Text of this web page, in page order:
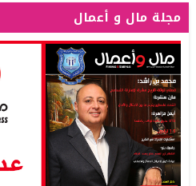
مجلة مال و أعمال